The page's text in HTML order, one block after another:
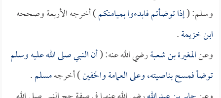
وسلم: (إذا توضأتم فابدءوا بميامنكم) أخرجه الأربعة وصححه
ابن خزيمة.
وعنالمغيرة بن شعبةرضي الله عنه: (أن النبي صلى الله عليه وسلم
توضأ فمسح بناصيته، وعلى العمامة والخفين) أخرجهمسلم.